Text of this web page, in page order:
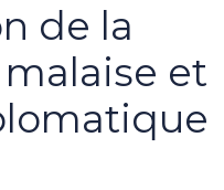
de la
et